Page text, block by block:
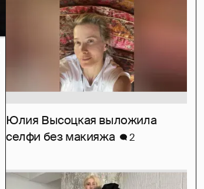
Юлия Высоцкая выложила
селфи без макияжа
2